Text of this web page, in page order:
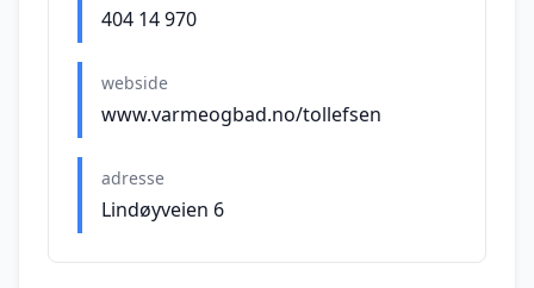
404 14 970
webside
www.varmeogbad.no/tollefsen
adresse
Lindøyveien 6